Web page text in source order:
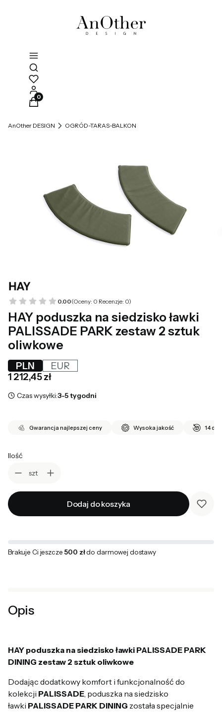
Otwórz wyszukiwarkę
Produkty w koszyku: 0. Zobacz szczegóły
AnOther DESIGN OGRÓD-TARAS-BALKON
0.00(Oceny: 0 Recenzje: 0)
HAY poduszka na siedzisko ławki
PALISSADE PARK zestaw 2 sztuk
oliwkowe
PLN
EUR
Cena
1 212,45 zł
Czas wysyłki:3-5 tygodni
Gwarancja najlepszej ceny Wysoka jakość 14 dni
Ilość
szt
Dodaj do koszyka
Brakuje Ci jeszcze 500 złdo darmowej dostawy
Opis
HAY poduszka na siedzisko ławki PALISSADE PARK
DINING zestaw 2 sztuk oliwkowe
Dodając dodatkowy komfort i funkcjonalność do
kolekcji PALISSADE, poduszka na siedzisko
ławki PALISSADE PARK DINING została specjalnie